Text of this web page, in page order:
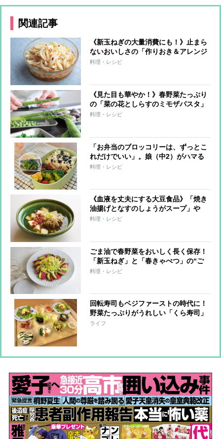
関連記事
《新玉ねぎの大量消費にも！》止まら
ないおいしさの「作りおき＆アレンジ
レシピ」。かけて、和えて、大活躍！
料理・レシピ
《見た目も華やか！》春野菜たっぷり
の「菜の花としらすのミモザパスタ」
「春キャベツと生ハムのサラダパス
料理・レシピ
「お弁当のブロッコリーは、ずっとこ
れだけでいい」。娘（中2）がハマる
一品は、簡単すぎ＆飽きない味【ごま
料理・レシピ
《血液を丈夫にする大豆食品》「焼き
油揚げとなすのしょうがスープ」や
「豆腐のごまみそスープ」「台湾風豆
料理・レシピ
ごま油で春野菜をおいしく長く保存！
「新玉ねぎ」と「春きゃべつ」の“ご
ま油漬け”アレンジレシピ5つ
料理・レシピ
回転寿司もベジファーストの時代に！
野菜たっぷりがうれしい「くら寿司」
の“食前のひと皿シリーズ”が話題
ライフ